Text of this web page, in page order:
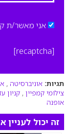
אני מאשר/ת
[recaptcha]
תגיות: אוניברסיטה ,
צילומי קמפיין , קניון
אופנה
זה יכול לעניין